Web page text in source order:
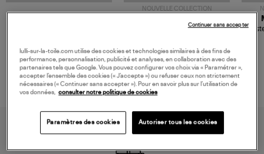
NOUVELLE COLLECTION
Mocassins Killian Sport
lulli-sur-la-toile.com utilise des cookies et technologies similaires à des fins de
performance, personnalisation, publicité et analyses, en collaboration avec des
partenaires tels que Google. Vous pouvez configurer vos choix via « Paramétrer »,
accepter l’ensemble des cookies (« J’accepte ») ou refuser ceux non strictement
nécessaires (« Continuer sans accepter »). Pour en savoir plus sur l’utilisation de
vos données,
consulter notre politique de cookies
Paramètres des cookies Autoriser tous les cookies
Continuer sans accepter